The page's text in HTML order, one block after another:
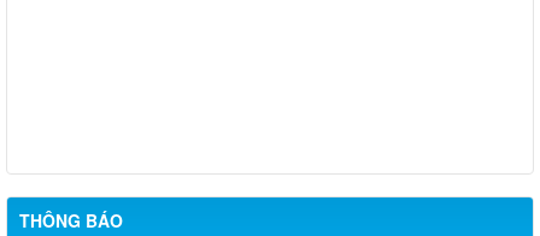
THÔNG BÁO
Thông báo kết quả đánh giá hồ sơ đề nghị cấp chứng chỉ hành
nghề đủ/không đủ điều kiện sát hạch cấp chứng chỉ hành nghề
Đợt 10/2026